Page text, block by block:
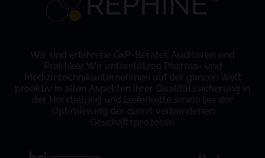
Wir sind erfahrene GxP-Berater, Auditoren und
Praktiker. Wir unterstützen Pharma- und
Medizintechnikunternehmen auf der ganzen Welt
proaktiv in allen Aspekten ihrer Qualitätssicherung in
der Herstellung und Lieferkette sowie bei der
Optimierung der damit verbundenen
Geschäftsprozesse.